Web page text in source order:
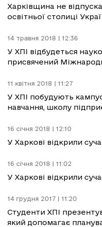
Харківщина не
освітньої столиці
14 травня 2018 | 12:36
У ХПІ відбудеться
присвячений
11 квітня 2018 | 11:27
У ХПІ побудують
навчання, школу
16 січня 2018 | 12:10
У Харкові відкрили
16 січня 2018 | 11:02
У Харкові відкрили
14 грудня 2017 | 11:20
Студенти ХПІ
який допомагає